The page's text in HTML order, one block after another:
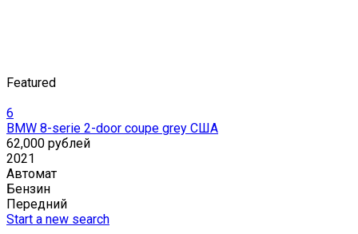
Featured
6
BMW 8-serie 2-door coupe grey США
62,000 рублей
2021
Автомат
Бензин
Передний
Start a new search